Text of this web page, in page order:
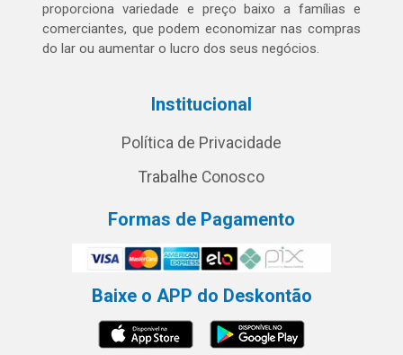
proporciona variedade e preço baixo a famílias e
comerciantes, que podem economizar nas compras
do lar ou aumentar o lucro dos seus negócios.
Institucional
Política de Privacidade
Trabalhe Conosco
Formas de Pagamento
Baixe o APP do Deskontão